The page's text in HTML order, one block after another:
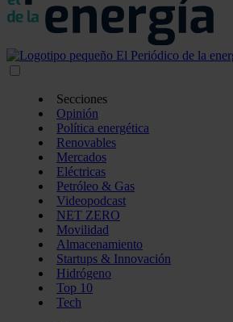
Secciones
Opinión
Política energética
Renovables
Mercados
Eléctricas
Petróleo & Gas
Videopodcast
NET ZERO
Movilidad
Almacenamiento
Startups & Innovación
Hidrógeno
Top 10
Tech